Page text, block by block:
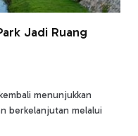
Jadi Ruang
menunjukkan
berkelanjutan melalui